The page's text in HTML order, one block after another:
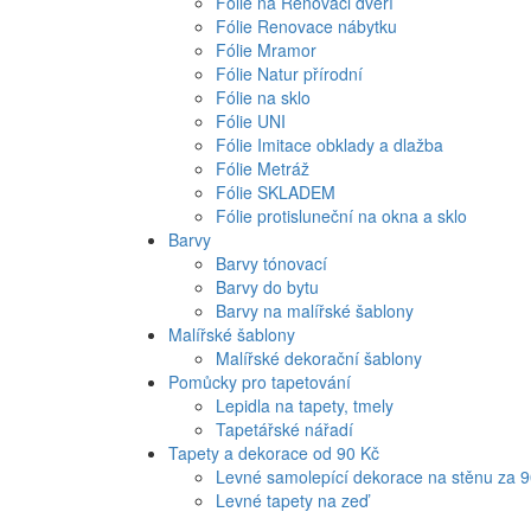
Fólie Renovace nábytku
Fólie Mramor
Fólie Natur přírodní
Fólie na sklo
Fólie UNI
Fólie Imitace obklady a dlažba
Fólie Metráž
Fólie SKLADEM
Fólie protisluneční na okna a sklo
Barvy
Barvy tónovací
Barvy do bytu
Barvy na malířské šablony
Malířské šablony
Malířské dekorační šablony
Pomůcky pro tapetování
Lepidla na tapety, tmely
Tapetářské nářadí
Tapety a dekorace od 90 Kč
Levné samolepící dekorace na stěnu za
Levné tapety na zeď